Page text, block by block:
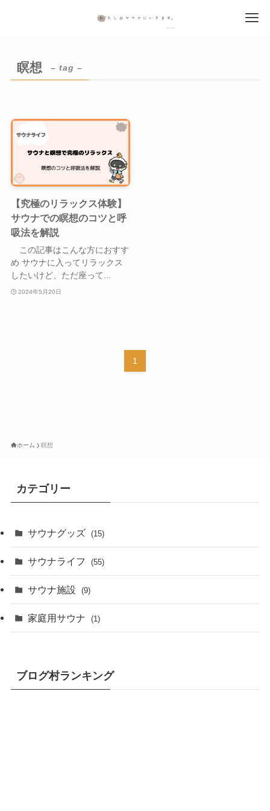
瞑想 – tag –
【究極のリラックス体験】
サウナでの瞑想のコツと呼
吸法を解説
この記事はこんな方におすす
め サウナに入ってリラックス
したいけど、ただ座って...
2024年5月20日
1
ホーム 瞑想
カテゴリー
サウナグッズ (15)
サウナライフ (55)
サウナ施設 (9)
家庭用サウナ (1)
ブログ村ランキング